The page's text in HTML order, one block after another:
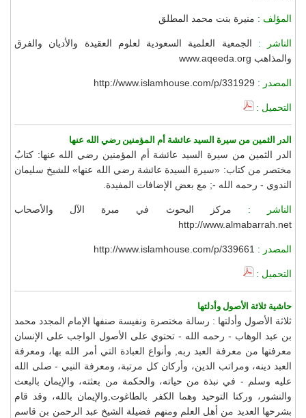
المؤلف : منيرة بنت محمد المطلق
الناشر : الجمعية العلمية السعودية لعلوم العقيدة والأديان والفرق
والمذاهب www.aqeeda.org
المصدر : http://www.islamhouse.com/p/331929
التحميل :
الدر الثمين من سيرة السيد عائشة أم المؤمنين رضي الله عنها
الدر الثمين من سيرة السيد عائشة أم المؤمنين رضي الله عنها: كتابٌ
مختصر من كتاب: «سيرة السيدة عائشة رضي الله عنها» للشيخ سليمان
الندوي - رحمه الله -; مع بعض الإضافات المفيدة.
الناشر : مركز البحوث في مبرة الآل والأصحاب
http://www.almabarrah.net
المصدر : http://www.islamhouse.com/p/339661
التحميل :
حاشية ثلاثة الأصول وأدلتها
ثلاثة الأصول وأدلتها : رسالة مختصرة ونفيسة صنفها الإمام المجدد محمد
بن عبد الوهاب - رحمه الله - تحتوي على الأصول الواجب على الإنسان
معرفتها من معرفة العبد ربه, وأنواع العبادة التي أمر الله بها، ومعرفة
العبد دينه، ومراتب الدين، وأركان كل مرتبة، ومعرفة النبي - صلى الله
عليه وسلم - في نبذة من حياته، والحكمة من بعثته، والإيمان بالبعث
والنشور، وركنا التوحيد وهما الكفر بالطاغوت,والإيمان بالله، وقد قام
بشرحها العديد من أهل العلم ومنهم فضيلة الشيخ عبد الرحمن بن قاسم